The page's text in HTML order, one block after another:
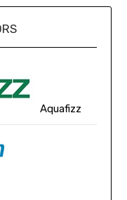
Aquafizz